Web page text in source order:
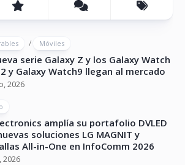
/ Móviles
serie Galaxy Z y los Galaxy Watch
y Galaxy Watch9 llegan al mercado
2026
amplía su portafolio DVLED
soluciones LG MAGNIT y
All-in-One en InfoComm 2026
2026